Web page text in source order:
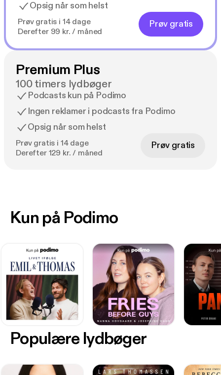
Opsig når som helst
Prøv gratis i 14 dage
Derefter 99 kr. / måned
Prøv gratis
Premium Plus
100 timers lydbøger
Podcasts kun på Podimo
Ingen reklamer i podcasts fra Podimo
Opsig når som helst
Prøv gratis i 14 dage
Derefter 129 kr. / måned
Prøv gratis
Kun på Podimo
Populære lydbøger